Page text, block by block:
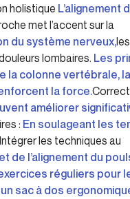
holistique L’alignement
met l’accent sur la
du système nerveux,les
lombaires. Les
la colonne vertébrale,
la force.
améliorer
: En soulageant les
Intégrer les techniques au
l’alignement du
réguliers pour
sac à dos